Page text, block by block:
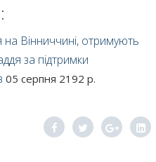
Вінниччині, отримують
за підтримки
05 серпня 2192 р.